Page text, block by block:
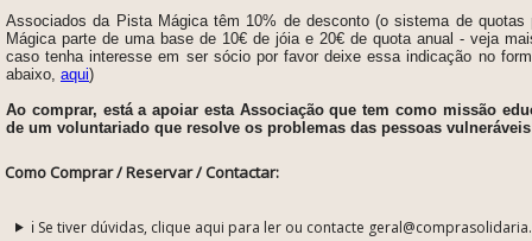
Associados da Pista Mágica têm 10% de desconto (o sistema de
Mágica parte de uma base de 10€ de jóia e 20€ de quota anual - veja
caso tenha interesse em ser sócio por favor deixe essa indicação no
abaixo, aqui)
Ao comprar, está a apoiar esta Associação que tem como missão e
de um voluntariado que resolve os problemas das pessoas
Como Comprar / Reservar / Contactar:
ℹ️ Se tiver dúvidas, clique aqui para ler ou contacte